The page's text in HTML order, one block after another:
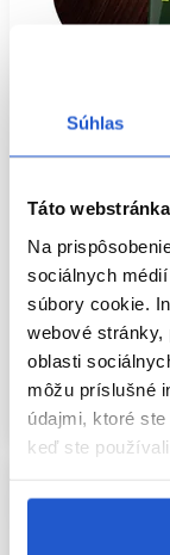
Súhlas
Táto
Na
sociálnych
súbory cookie.
webové
oblasti
môžu príslušné
údajmi, ktoré
keď ste
permanentná farba
amoniaku 5.5 60g
L'Oréal
Oxidačné farby na
11.50 €
Skladom ㅤ